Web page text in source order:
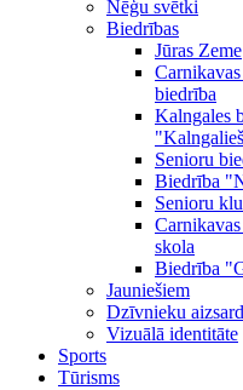
Nēģu svētki
Biedrības
Jūras Zeme
biedrība
Kalngales
Senioru
Biedrība
Senioru
Carnikavas
skola
Biedrība
Jauniešiem
Dzīvnieku
Vizuālā identitāte
Sports
Tūrisms